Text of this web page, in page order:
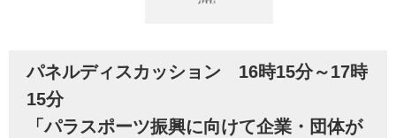
パネルディスカッション 16時15分～17時
15分
「パラスポーツ振興に向けて企業・団体が